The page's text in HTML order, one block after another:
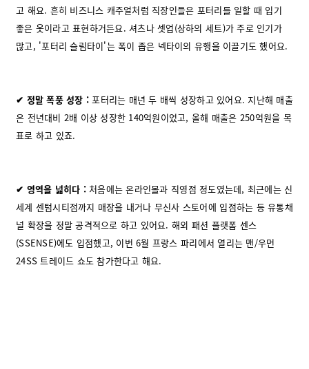
고 해요. 흔히 비즈니스 캐주얼처럼 직장인들은 포터리를 일할 때 입기
좋은 옷이라고 표현하거든요. 셔츠나 셋업(상하의 세트)가 주로 인기가
많고, '포터리 슬림타이'는 폭이 좁은 넥타이의 유행을 이끌기도 했어요.
✔ 정말 폭풍 성장 :포터리는 매년 두 배씩 성장하고 있어요. 지난해 매출
은 전년대비 2배 이상 성장한 140억원이었고, 올해 매출은 250억원을 목
표로 하고 있죠.
✔ 영역을 넓히다 :처음에는 온라인몰과 직영점 정도였는데, 최근에는 신
세계 센텀시티점까지 매장을 내거나 무신사 스토어에 입점하는 등 유통채
널 확장을 정말 공격적으로 하고 있어요. 해외 패션 플랫폼 센스
(SSENSE)에도 입점했고, 이번 6월 프랑스 파리에서 열리는 맨/우먼
24SS 트레이드 쇼도 참가한다고 해요.